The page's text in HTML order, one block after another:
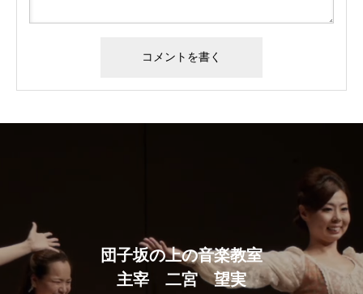
団子坂の上の音楽教室
主宰 二宮 望実